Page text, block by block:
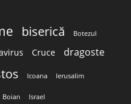
biserică Botezul
Cruce dragoste
Icoana Ierusalim
Boian Israel